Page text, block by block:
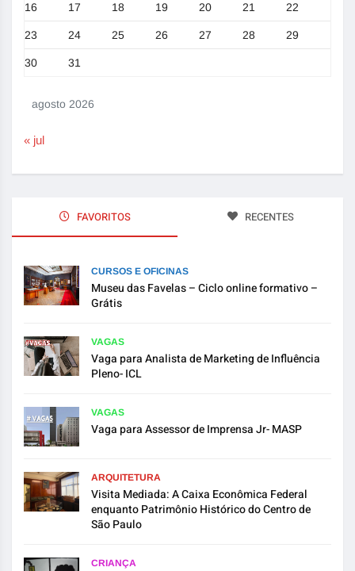
agosto 2026
16 17 18 19 20 21 22
23 24 25 26 27 28 29
30 31
« jul
FAVORITOS RECENTES
CURSOS E OFICINAS
Museu das Favelas – Ciclo online formativo –
Grátis
VAGAS
Vaga para Analista de Marketing de Influência
Pleno- ICL
VAGAS
Vaga para Assessor de Imprensa Jr- MASP
ARQUITETURA
Visita Mediada: A Caixa Econômica Federal
enquanto Patrimônio Histórico do Centro de
São Paulo
CRIANÇA